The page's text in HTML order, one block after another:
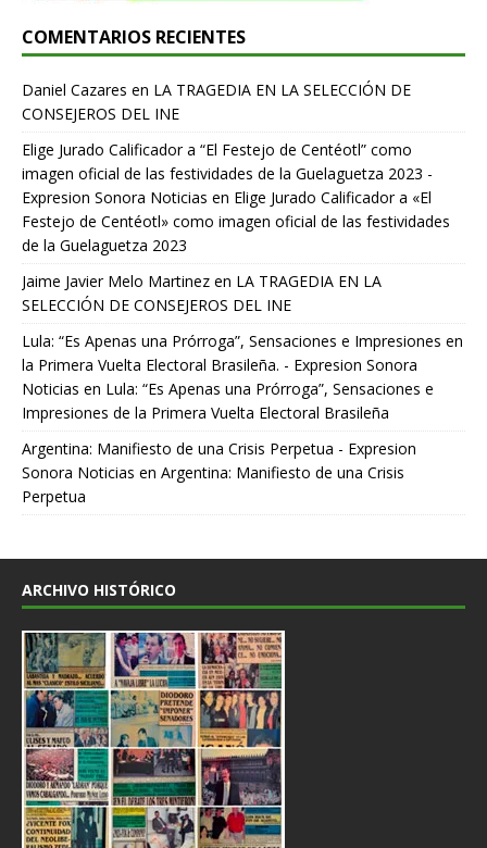
COMENTARIOS RECIENTES
Daniel Cazares en LA TRAGEDIA EN LA SELECCIÓN DE
CONSEJEROS DEL INE
Elige Jurado Calificador a “El Festejo de Centéotl” como
imagen oficial de las festividades de la Guelaguetza 2023 -
Expresion Sonora Noticias en Elige Jurado Calificador a «El
Festejo de Centéotl» como imagen oficial de las festividades
de la Guelaguetza 2023
Jaime Javier Melo Martinez en LA TRAGEDIA EN LA
SELECCIÓN DE CONSEJEROS DEL INE
Lula: “Es Apenas una Prórroga”, Sensaciones e Impresiones en
la Primera Vuelta Electoral Brasileña. - Expresion Sonora
Noticias en Lula: “Es Apenas una Prórroga”, Sensaciones e
Impresiones de la Primera Vuelta Electoral Brasileña
Argentina: Manifiesto de una Crisis Perpetua - Expresion
Sonora Noticias en Argentina: Manifiesto de una Crisis
Perpetua
ARCHIVO HISTÓRICO